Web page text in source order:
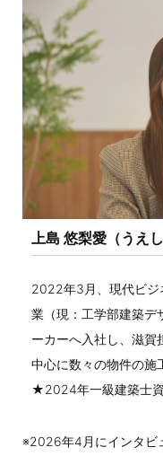
上島 悠梨愛（うえ
2022年3月、現代ビ
業（現：工学部建築デ
ーカーへ入社し、滋
中心に数々の物件の施
★2024年一級建築士
※2026年4月にインタビ